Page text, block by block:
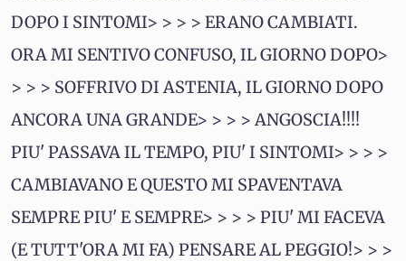
DOPO I SINTOMI> > > > ERANO CAMBIATI.
ORA MI SENTIVO CONFUSO, IL GIORNO DOPO>
> > > SOFFRIVO DI ASTENIA, IL GIORNO DOPO
ANCORA UNA GRANDE> > > > ANGOSCIA!!!!
PIU' PASSAVA IL TEMPO, PIU' I SINTOMI> > > >
CAMBIAVANO E QUESTO MI SPAVENTAVA
SEMPRE PIU' E SEMPRE> > > > PIU' MI FACEVA
(E TUTT'ORA MI FA) PENSARE AL PEGGIO!> > >